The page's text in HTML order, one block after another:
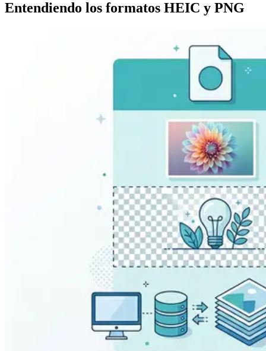
Entendiendo los formatos HEIC y PNG